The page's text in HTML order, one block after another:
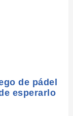
de pádel
esperarlo